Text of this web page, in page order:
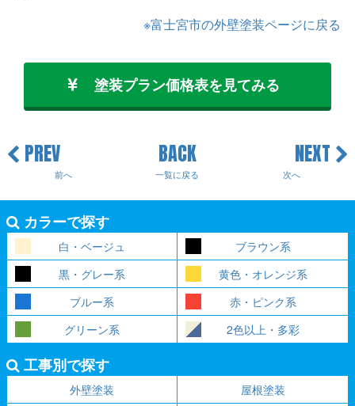
※富士宮市の外壁塗装ページに戻る
塗装プラン価格表を見てみる
PREV
前へ
BACK
一覧に戻る
NEXT
次へ
カラーで探す
白・ベージュ
ブラウン系
黒・グレー系
黄色・オレンジ系
ブルー系
赤・ピンク系
グリーン系
2色以上・多彩
工事別で探す
外壁塗装 屋根塗装